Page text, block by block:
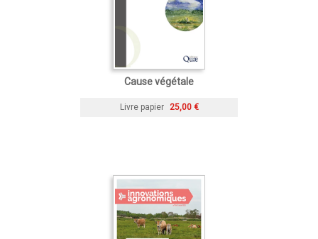
Cause végétale
Livre papier 25,00 €